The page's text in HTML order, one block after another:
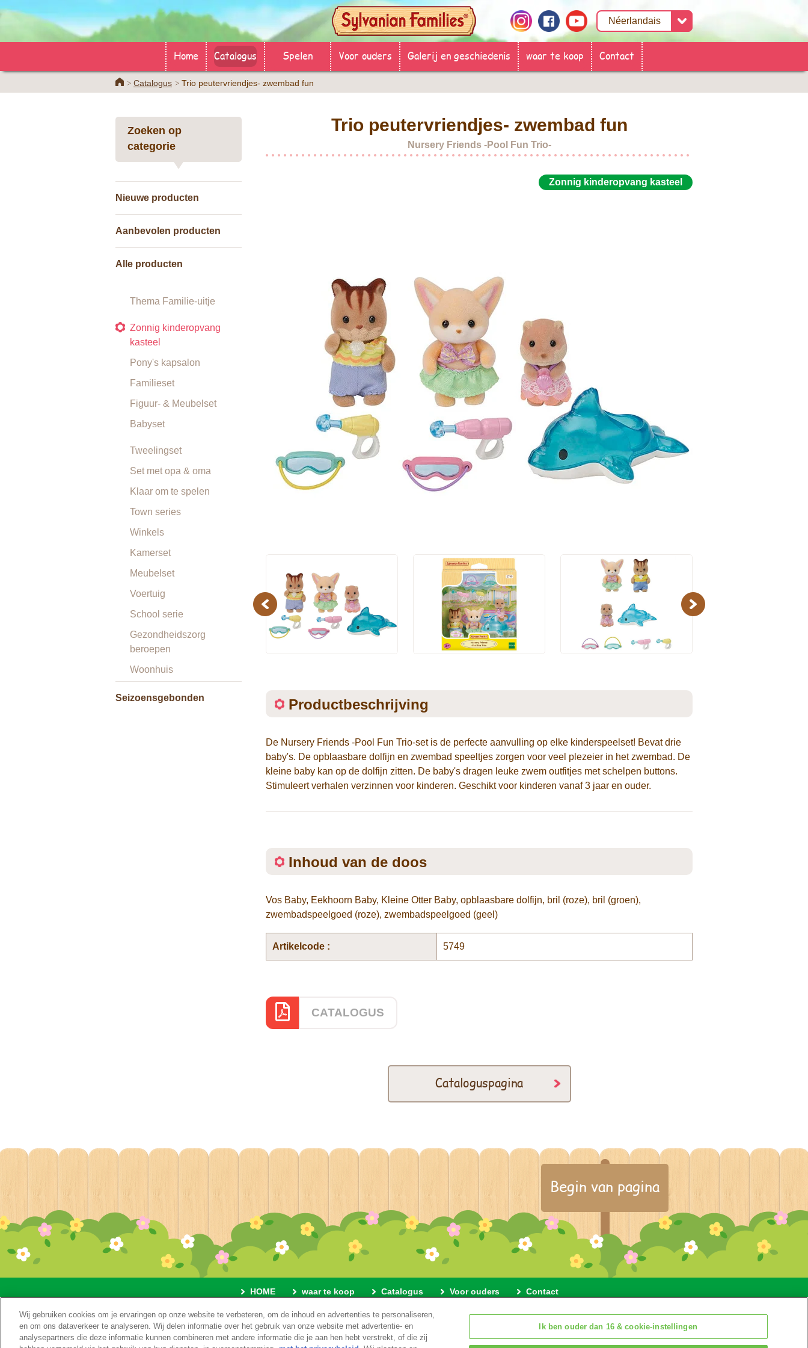
Home Catalogus Spelen Voor ouders Galerij en geschiedenis waar te koop Contact
HomeCatalogus Trio peutervriendjes- zwembad fun
Zoeken op
categorie
Nieuwe producten
Aanbevolen producten
Alle producten
Thema Familie-uitje
Zonnig kinderopvang
kasteel
Pony's kapsalon
Familieset
Figuur- & Meubelset
Babyset
Tweelingset
Set met opa & oma
Klaar om te spelen
Town series
Winkels
Kamerset
Meubelset
Voertuig
School serie
Gezondheidszorg
beroepen
Woonhuis
Seizoensgebonden
Trio peutervriendjes- zwembad fun
Nursery Friends -Pool Fun Trio-
Zonnig kinderopvang kasteel
Previous Next
Productbeschrijving
De Nursery Friends -Pool Fun Trio-set is de perfecte aanvulling op elke kinderspeelset! Bevat drie
baby's. De opblaasbare dolfijn en zwembad speeltjes zorgen voor veel plezeier in het zwembad. De
kleine baby kan op de dolfijn zitten. De baby's dragen leuke zwem outfitjes met schelpen buttons.
Stimuleert verhalen verzinnen voor kinderen. Geschikt voor kinderen vanaf 3 jaar en ouder.
Inhoud van de doos
Vos Baby, Eekhoorn Baby, Kleine Otter Baby, opblaasbare dolfijn, bril (roze), bril (groen),
zwembadspeelgoed (roze), zwembadspeelgoed (geel)
Artikelcode : 5749
CATALOGUS
Cataloguspagina
Begin van pagina
HOME waar te koop Catalogus Voor ouders Contact
Over deze website Privacybeleid Cookies
Wij gebruiken cookies om je ervaringen op onze website te verbeteren, om de inhoud en advertenties te personaliseren,
en om ons dataverkeer te analyseren. Wij delen informatie over het gebruik van onze website met advertentie- en
analysepartners die deze informatie kunnen combineren met andere informatie die je aan hen hebt verstrekt, of die zij
Ik ben ouder dan 16 & cookie-instellingen